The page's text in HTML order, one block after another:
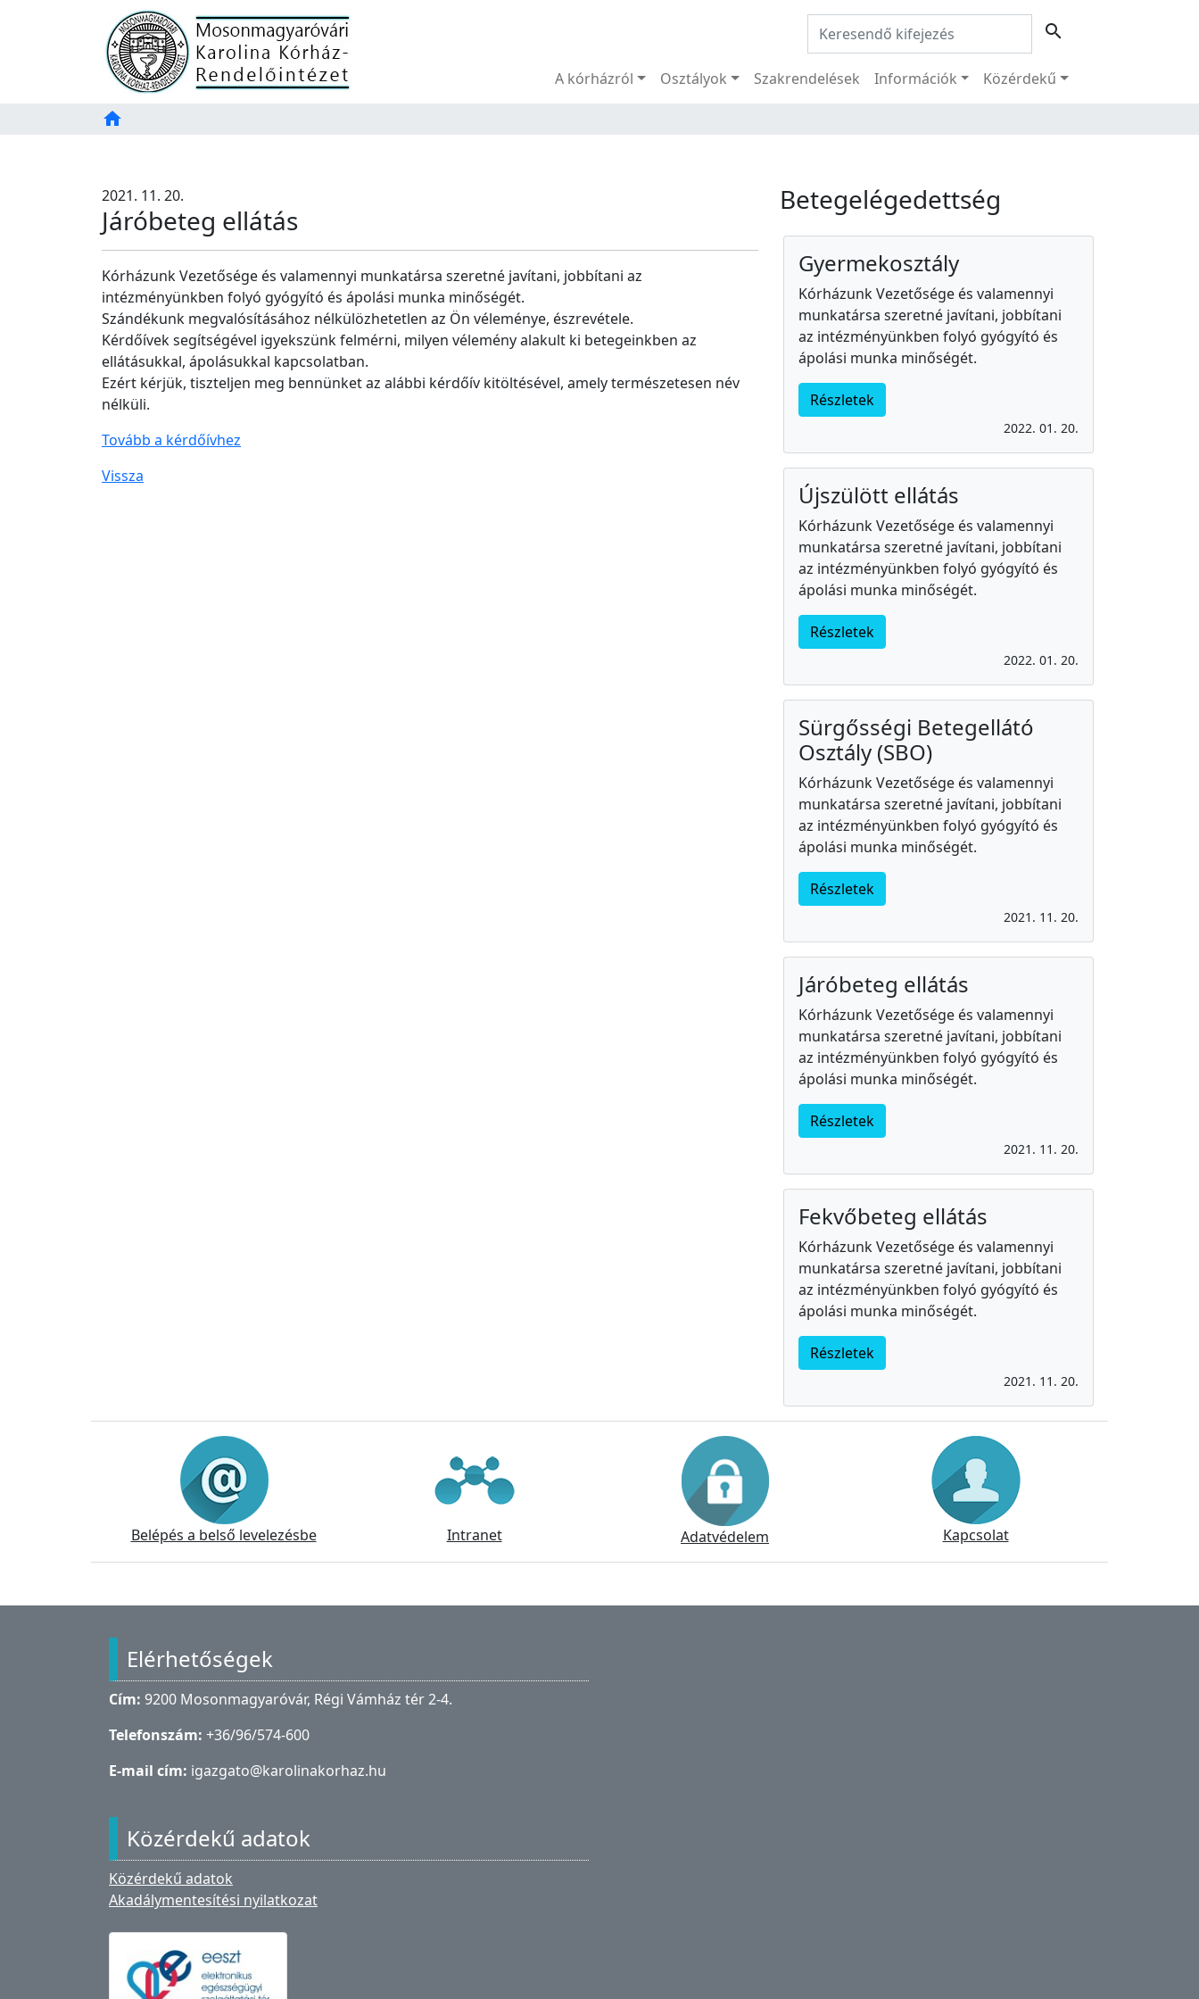
Főoldal Keresés: search
Menü
A kórházról Osztályok Szakrendelések Információk Közérdekű
home
TAB
2021. 11. 20.
Járóbeteg ellátás
Kórházunk Vezetősége és valamennyi munkatársa szeretné javítani, jobbítani az
intézményünkben folyó gyógyító és ápolási munka minőségét.
Szándékunk megvalósításához nélkülözhetetlen az Ön véleménye, észrevétele.
Kérdőívek segítségével igyekszünk felmérni, milyen vélemény alakult ki betegeinkben az
ellátásukkal, ápolásukkal kapcsolatban.
Ezért kérjük, tiszteljen meg bennünket az alábbi kérdőív kitöltésével, amely természetesen név
nélküli.
Tovább a kérdőívhez
Vissza
Betegelégedettség
Gyermekosztály
Kórházunk Vezetősége és valamennyi
munkatársa szeretné javítani, jobbítani
az intézményünkben folyó gyógyító és
ápolási munka minőségét.
Részletek
2022. 01. 20.
Újszülött ellátás
Kórházunk Vezetősége és valamennyi
munkatársa szeretné javítani, jobbítani
az intézményünkben folyó gyógyító és
ápolási munka minőségét.
Részletek
2022. 01. 20.
Sürgősségi Betegellátó
Osztály (SBO)
Kórházunk Vezetősége és valamennyi
munkatársa szeretné javítani, jobbítani
az intézményünkben folyó gyógyító és
ápolási munka minőségét.
Részletek
2021. 11. 20.
Járóbeteg ellátás
Kórházunk Vezetősége és valamennyi
munkatársa szeretné javítani, jobbítani
az intézményünkben folyó gyógyító és
ápolási munka minőségét.
Részletek
2021. 11. 20.
Fekvőbeteg ellátás
Kórházunk Vezetősége és valamennyi
munkatársa szeretné javítani, jobbítani
az intézményünkben folyó gyógyító és
ápolási munka minőségét.
Részletek
2021. 11. 20.
Információk
Belépés a belső levelezésbe Intranet Adatvédelem Kapcsolat
Elérhetőségek
Cím: 9200 Mosonmagyaróvár, Régi Vámház tér 2-4.
Telefonszám: +36/96/574-600
E-mail cím: igazgato@karolinakorhaz.hu
Közérdekű adatok
Közérdekű adatok
Akadálymentesítési nyilatkozat